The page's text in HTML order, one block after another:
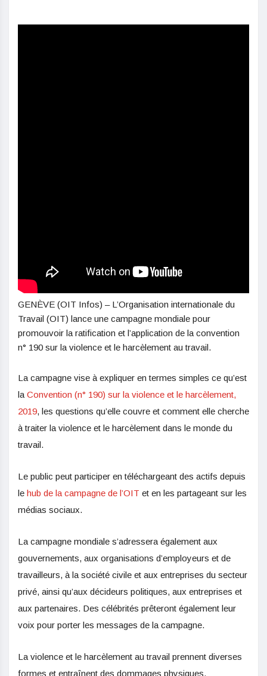
GENÈVE (OIT Infos) – L’Organisation internationale du
Travail (OIT) lance une campagne mondiale pour
promouvoir la ratification et l’application de la convention
n° 190 sur la violence et le harcèlement au travail.
La campagne vise à expliquer en termes simples ce qu’est
la Convention (n° 190) sur la violence et le harcèlement,
2019, les questions qu’elle couvre et comment elle cherche
à traiter la violence et le harcèlement dans le monde du
travail.
Le public peut participer en téléchargeant des actifs depuis
le hub de la campagne de l’OIT et en les partageant sur les
médias sociaux.
La campagne mondiale s’adressera également aux
gouvernements, aux organisations d’employeurs et de
travailleurs, à la société civile et aux entreprises du secteur
privé, ainsi qu’aux décideurs politiques, aux entreprises et
aux partenaires. Des célébrités prêteront également leur
voix pour porter les messages de la campagne.
La violence et le harcèlement au travail prennent diverses
formes et entraînent des dommages physiques,